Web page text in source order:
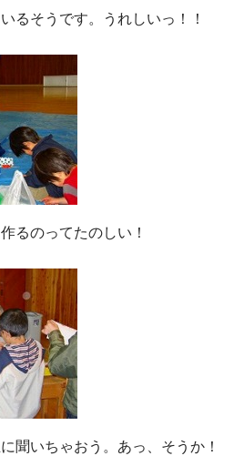
るそうです。うれしいっ！！
るのってたのしい！
聞いちゃおう。あっ、そうか！